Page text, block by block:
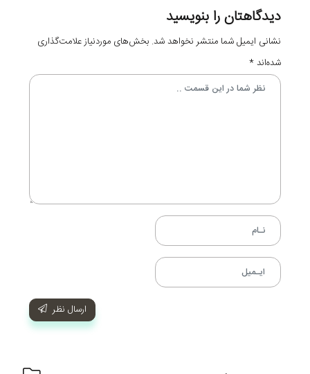
دیدگاهتان را بنویسید
نشانی ایمیل شما منتشر نخواهد شد. بخش‌های موردنیاز علامت‌گذاری
شده‌اند*
ارسال نظر